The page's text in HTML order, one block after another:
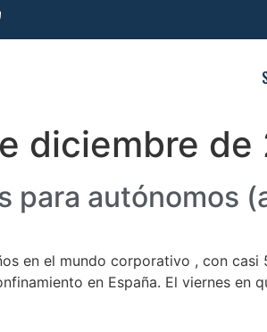
diciembre de
para autónomos
en el mundo corporativo , con
en España. El viernes en